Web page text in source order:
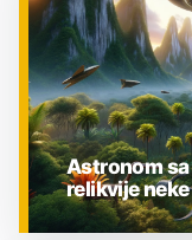
Astronom sa
relikvije